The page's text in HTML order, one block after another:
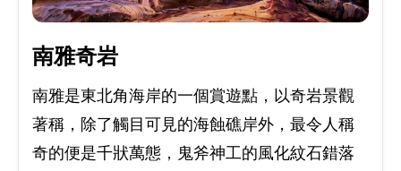
南雅奇岩
南雅是東北角海岸的一個賞遊點，以奇岩景觀
著稱，除了觸目可見的海蝕礁岸外，最令人稱
奇的便是千狀萬態，鬼斧神工的風化紋石錯落